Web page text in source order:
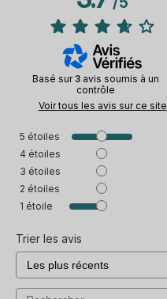
Basé sur3 avis soumis à un
contrôle
Voir tous les avis sur ce site
5 étoiles
4 étoiles
3 étoiles
2 étoiles
1 étoile
Trier les avis